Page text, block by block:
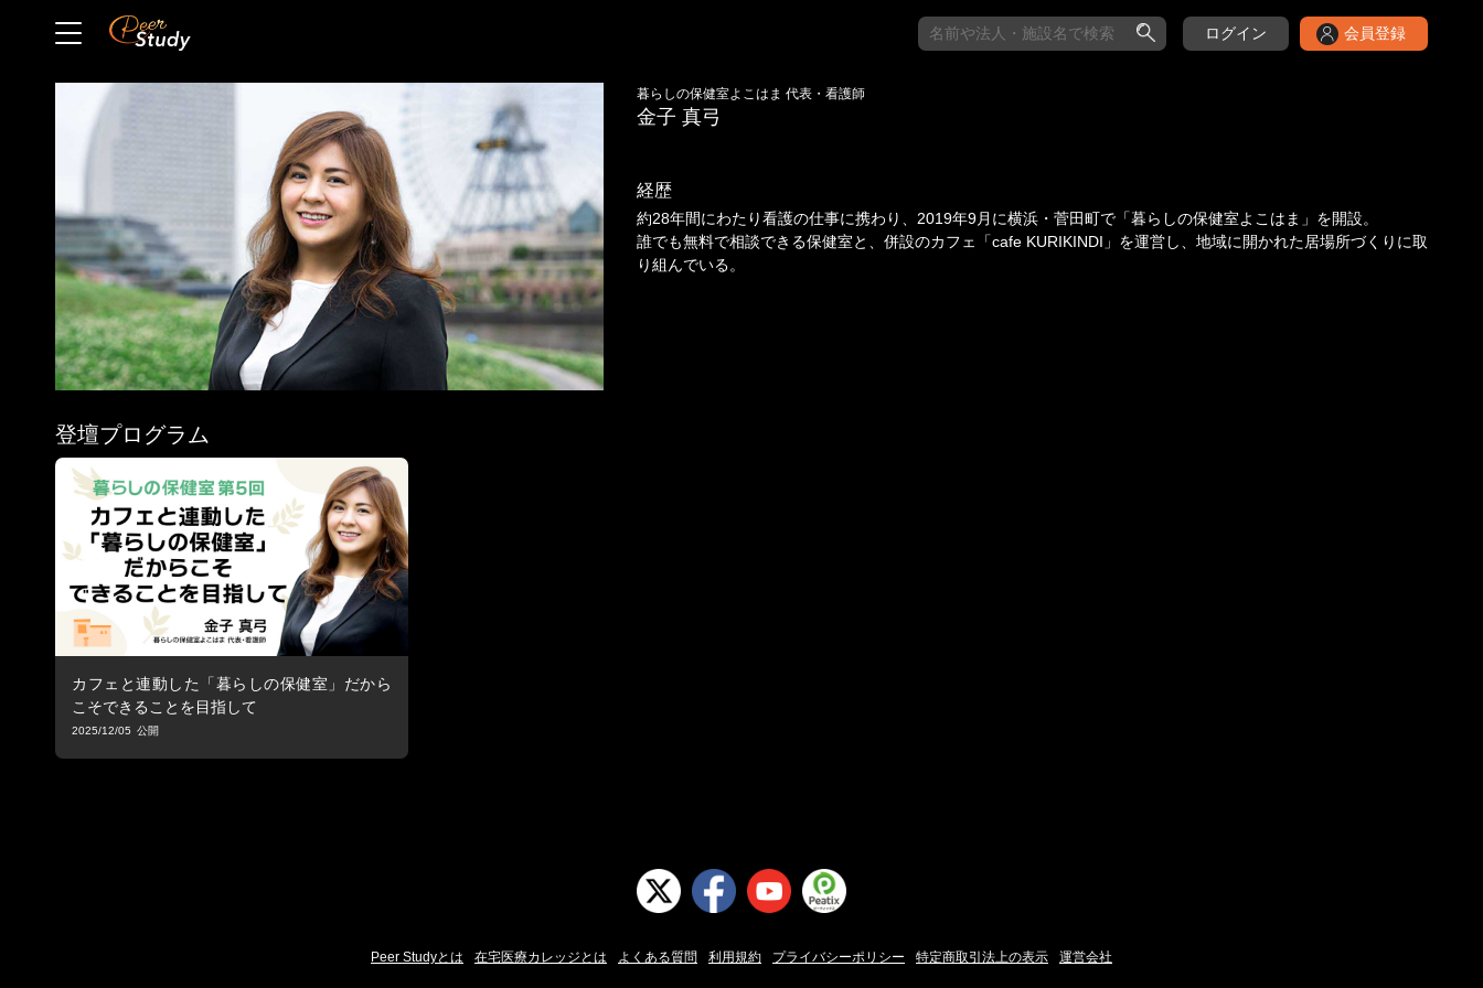
ログイン 会員登録
暮らしの保健室よこはま 代表・看護師
金子 真弓
経歴
約28年間にわたり看護の仕事に携わり、2019年9月に横浜・菅田町で「暮らしの保健室よこはま」を開設。
誰でも無料で相談できる保健室と、併設のカフェ「cafe KURIKINDI」を運営し、地域に開かれた居場所づくりに取
り組んでいる。
登壇プログラム
カフェと連動した「暮らしの保健室」だから
こそできることを目指して
2025/12/05
Peer Studyとは 在宅医療カレッジとは よくある質問 利用規約 プライバシーポリシー 特定商取引法上の表示 運営会社